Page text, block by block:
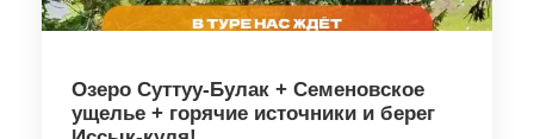
Озеро Суттуу-Булак + Семеновское
ущелье + горячие источники и берег